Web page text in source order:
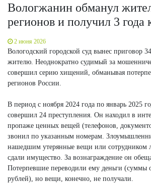
Вологжанин обманул
регионов и получил 3 года
2 июня 2026
Вологодский городской суд вынес приговор
жителю. Неоднократно судимый за
совершил серию хищений, обманывая
регионов России.
В период с ноября 2024 года по январь 2025
совершил 24 преступления. Он находил в
пропаже ценных вещей (телефонов,
звонил по указанным номерам.
нашедшим утерянные вещи или сотрудником
сдали имущество. За вознаграждение он
Потерпевшие переводили ему деньги (суммы
рублей), но вещи, конечно, не получали.